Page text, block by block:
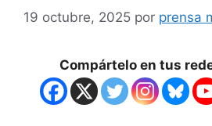
19 octubre, 2025 por prensa
Compártelo en tus